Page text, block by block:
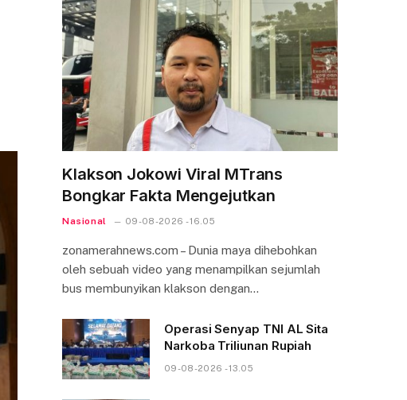
Klakson Jokowi Viral MTrans
Bongkar Fakta Mengejutkan
Nasional 09-08-2026 - 16.05
zonamerahnews.com – Dunia maya dihebohkan
oleh sebuah video yang menampilkan sejumlah
bus membunyikan klakson dengan…
Operasi Senyap TNI AL Sita
Narkoba Triliunan Rupiah
09-08-2026 - 13.05